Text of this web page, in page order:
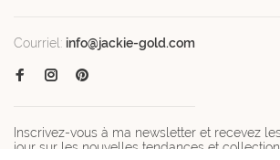
Courriel: info@jackie-gold.com
Inscrivez-vous à ma newsletter et recevez
jour sur les nouvelles tendances et